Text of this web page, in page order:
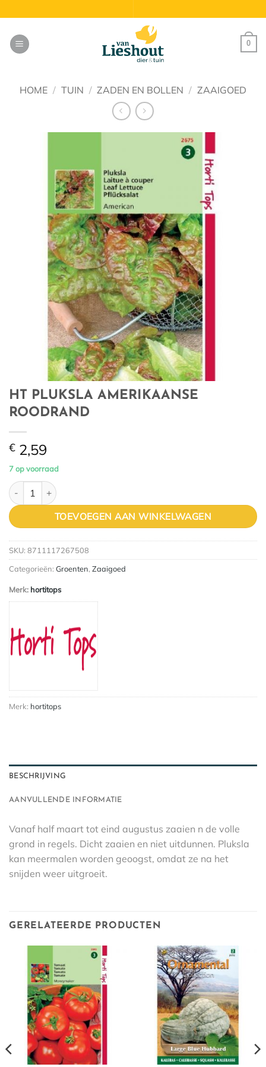
naar
inhoud
0
HOME / TUIN / ZADEN EN BOLLEN / ZAAIGOED
HT PLUKSLA AMERIKAANSE
ROODRAND
€ 2,59
7 op voorraad
HT PLUKSLA AMERIKAANSE ROODRAND aantal
TOEVOEGEN AAN WINKELWAGEN
SKU: 8711117267508
Categorieën: Groenten, Zaaigoed
Merk: hortitops
Merk: hortitops
BESCHRIJVING
AANVULLENDE INFORMATIE
Vanaf half maart tot eind augustus zaaien n de volle
grond in regels. Dicht zaaien en niet uitdunnen. Pluksla
kan meermalen worden geoogst, omdat ze na het
snijden weer uitgroeit.
GERELATEERDE PRODUCTEN